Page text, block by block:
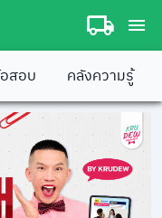
สอบ คลังความรู้